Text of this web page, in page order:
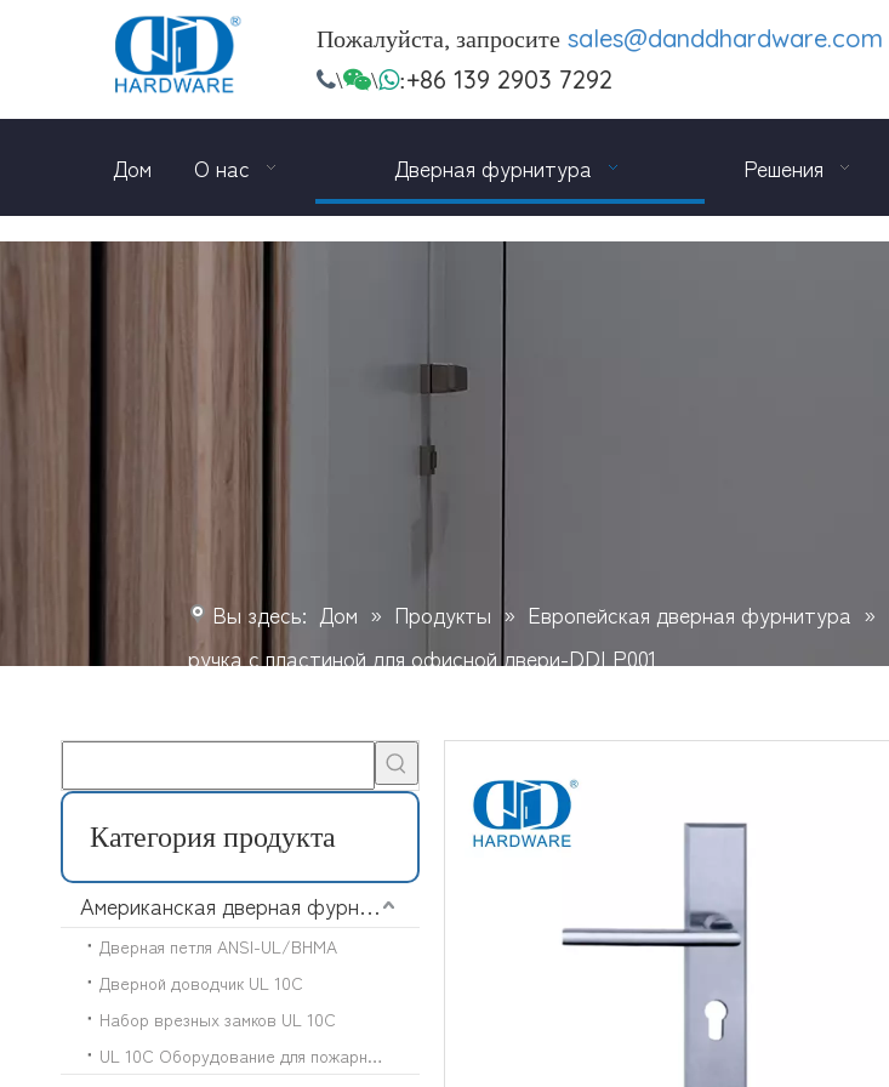
Пожалуйста, запросите sales@danddhardware.com
\\:+86 139 2903 7292
Дом О нас Дверная фурнитура Решения
Вы здесь: Дом » Продукты » Европейская дверная фурнитура »
ручка с пластиной для офисной двери-DDLP001
Категория продукта
Американская дверная фурнитура
Дверная петля ANSI-UL/BHMA
Дверной доводчик UL 10C
Набор врезных замков UL 10C
UL 10C Оборудование для пожарного выхода